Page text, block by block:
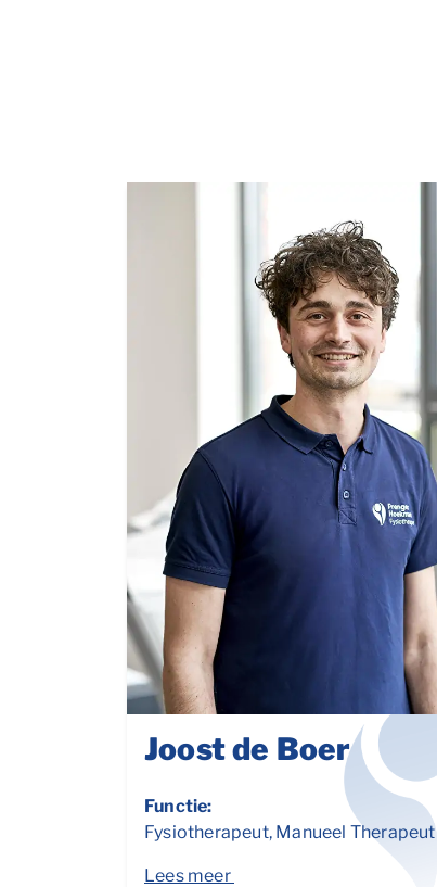
Joost de Boer
Functie:
Fysiotherapeut, Manueel Therapeut
Lees meer